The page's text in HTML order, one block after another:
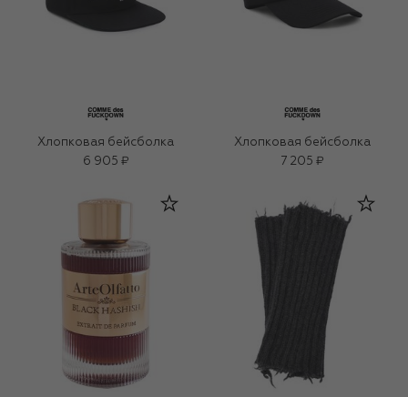
Хлопковая бейсболка
6 905 ₽
Хлопковая бейсболка
7 205 ₽